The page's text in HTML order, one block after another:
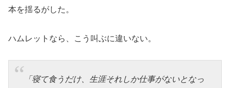
本を揺るがした。
ハムレットなら、こう叫ぶに違いない。
「寝て食うだけ、生涯それしか仕事がないとなっ